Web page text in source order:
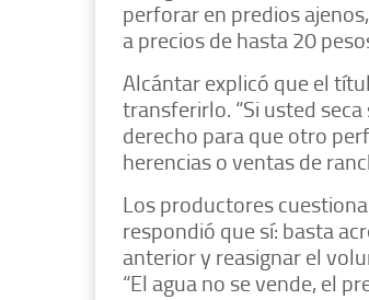
perforar en predios
a precios de hasta 20
Alcántar explicó que el
transferirlo. “Si usted
derecho para que otro
herencias o ventas de
Los productores
respondió que sí: basta
anterior y reasignar el
“El agua no se vende, el